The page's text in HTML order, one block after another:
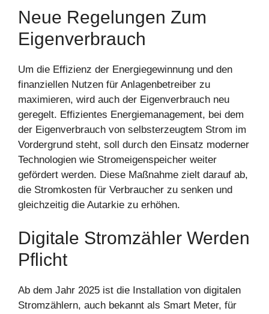
Neue Regelungen Zum
Eigenverbrauch
Um die Effizienz der Energiegewinnung und den
finanziellen Nutzen für Anlagenbetreiber zu
maximieren, wird auch der Eigenverbrauch neu
geregelt. Effizientes Energiemanagement, bei dem
der Eigenverbrauch von selbsterzeugtem Strom im
Vordergrund steht, soll durch den Einsatz moderner
Technologien wie Stromeigenspeicher weiter
gefördert werden. Diese Maßnahme zielt darauf ab,
die Stromkosten für Verbraucher zu senken und
gleichzeitig die Autarkie zu erhöhen.
Digitale Stromzähler Werden
Pflicht
Ab dem Jahr 2025 ist die Installation von digitalen
Stromzählern, auch bekannt als Smart Meter, für